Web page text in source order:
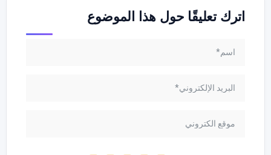
اترك تعليقًا حول هذا الموضوع